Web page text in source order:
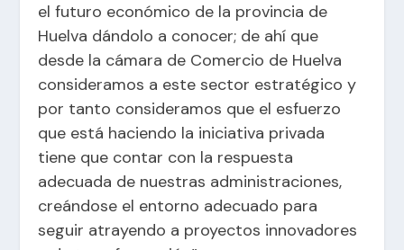
el futuro económico de la provincia de
Huelva dándolo a conocer; de ahí que
desde la cámara de Comercio de Huelva
consideramos a este sector estratégico y
por tanto consideramos que el esfuerzo
que está haciendo la iniciativa privada
tiene que contar con la respuesta
adecuada de nuestras administraciones,
creándose el entorno adecuado para
seguir atrayendo a proyectos innovadores